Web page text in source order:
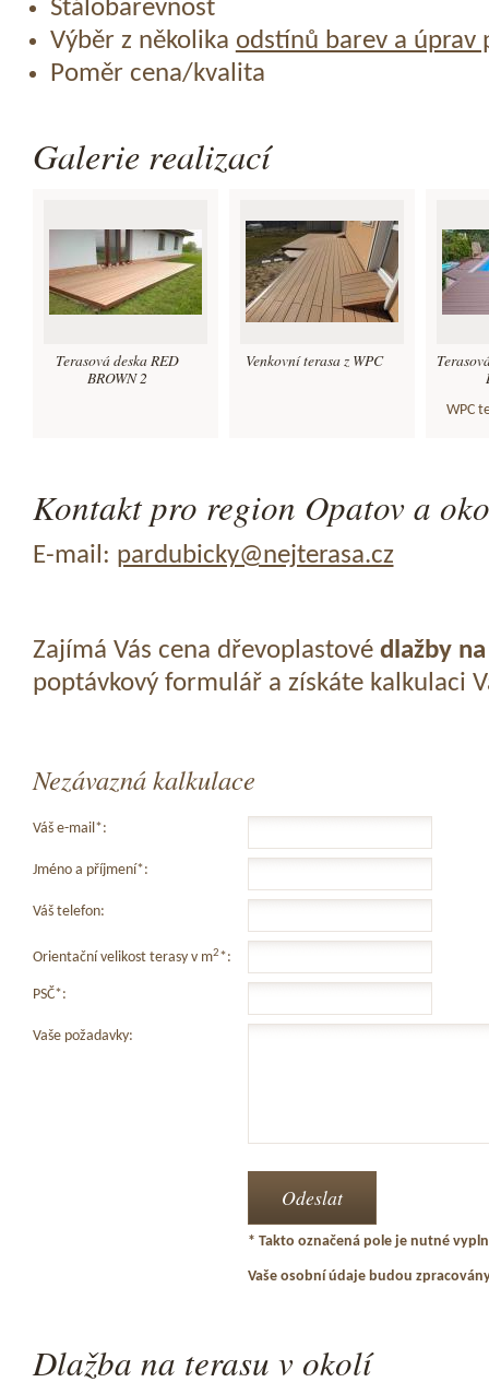
Stálobarevnost
Výběr z několika odstínů barev a úprav
Poměr cena/kvalita
Galerie realizací
Terasová deska RED
BROWN 2
Venkovní terasa z WPC
WPC
Kontakt pro region Opatov a
E-mail: pardubicky@nejterasa.cz
Zajímá Vás cena dřevoplastové dlažby
poptávkový formulář a získáte kalkulaci
Nezávazná kalkulace
Váš e-mail*:
Jméno a příjmení*:
Váš telefon:
Orientační velikost terasy v m2*:
PSČ*:
Vaše požadavky:
* Takto označená pole je nutné
Vaše osobní údaje budou
Dlažba na terasu v okolí